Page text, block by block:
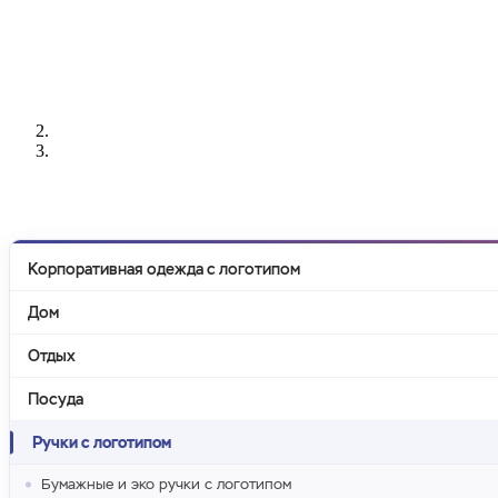
Корпоративная одежда с логотипом
Дом
Отдых
Посуда
Ручки с логотипом
Бумажные и эко ручки с логотипом